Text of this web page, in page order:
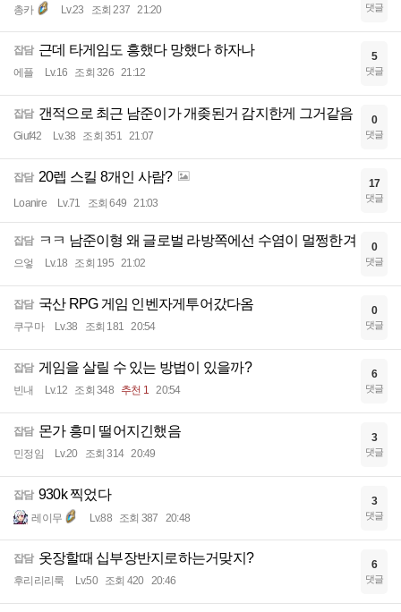
총카 Lv.23 조회 237 21:20 댓글
잡담 근데 타게임도 흥했다 망했다 하자나
에플 Lv.16 조회 326 21:12
5
댓글
잡담 갠적으로 최근 남준이가 개좆된거 감지한게 그거같음
Giuf42 Lv.38 조회 351 21:07
0
댓글
잡담 20렙 스킬 8개인 사람?
Loanire Lv.71 조회 649 21:03
17
댓글
잡담 ㅋㅋ 남준이형 왜 글로벌 라방쪽에선 수염이 멀쩡한겨
으엏 Lv.18 조회 195 21:02
0
댓글
잡담 국산 RPG 게임 인벤자게투어갔다옴
쿠구마 Lv.38 조회 181 20:54
0
댓글
잡담 게임을 살릴 수 있는 방법이 있을까?
빈내 Lv.12 조회 348 추천 1 20:54
6
댓글
잡담 몬가 흥미 떨어지긴했음
민정임 Lv.20 조회 314 20:49
3
댓글
잡담 930k 찍었다
레이무 Lv.88 조회 387 20:48
3
댓글
잡담 옷장할때 십부장반지로하는거맞지?
후리리리룩 Lv.50 조회 420 20:46
6
댓글